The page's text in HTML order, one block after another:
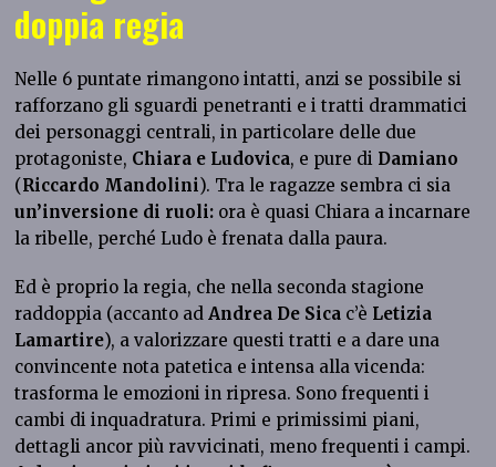
doppia regia
Nelle 6 puntate rimangono intatti, anzi se possibile si
rafforzano gli sguardi penetranti e i tratti drammatici
dei personaggi centrali, in particolare delle due
protagoniste, Chiara e Ludovica, e pure di Damiano
(Riccardo Mandolini). Tra le ragazze sembra ci sia
un’inversione di ruoli: ora è quasi Chiara a incarnare
la ribelle, perché Ludo è frenata dalla paura.
Ed è proprio la regia, che nella seconda stagione
raddoppia (accanto adAndrea De Sica c’è Letizia
Lamartire), a valorizzare questi tratti e a dare una
convincente nota patetica e intensa alla vicenda:
trasforma le emozioni in ripresa. Sono frequenti i
cambi di inquadratura. Primi e primissimi piani,
dettagli ancor più ravvicinati, meno frequenti i campi.